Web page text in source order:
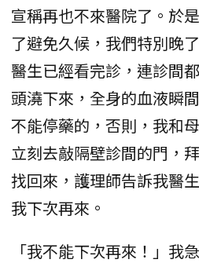
宣稱再也不來醫院了。於
了避免久候，我們特別晚
醫生已經看完診，連診間
頭澆下來，全身的血液瞬
不能停藥的，否則，我和
立刻去敲隔壁診間的門，
找回來，護理師告訴我醫
我下次再來。
「我不能下次再來！」我